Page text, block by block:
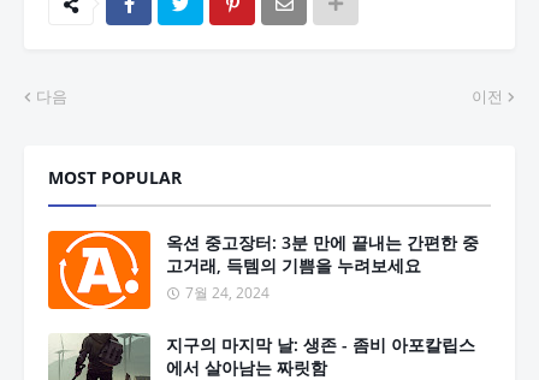
다음 이전
MOST POPULAR
옥션 중고장터: 3분 만에 끝내는 간편한 중
고거래, 득템의 기쁨을 누려보세요
7월 24, 2024
지구의 마지막 날: 생존 - 좀비 아포칼립스
에서 살아남는 짜릿함